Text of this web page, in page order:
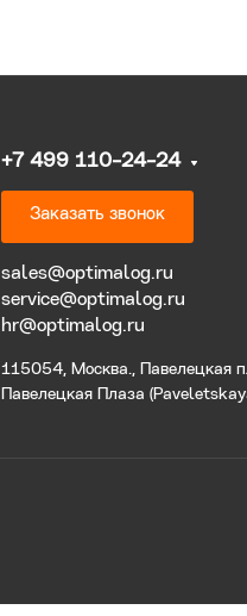
+7 499 110-24-24
Заказать звонок
sales@optimalog.ru
service@optimalog.ru
hr@optimalog.ru
115054, Москва., Павелецкая
Павелецкая Плаза